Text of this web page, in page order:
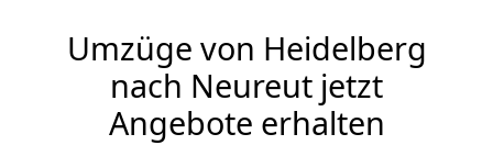
Umzüge von Heidelberg
nach Neureut jetzt
Angebote erhalten